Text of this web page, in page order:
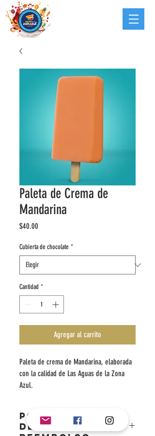
Paleta de Crema de
Mandarina
$40.00
Cubierta de chocolate *
Cantidad *
Agregar al carrito
Paleta de crema de Mandarina, elaborada
con la calidad de Las Aguas de la Zona
Azul.
POLÍTICA DE
DEVOLUCIÓN Y